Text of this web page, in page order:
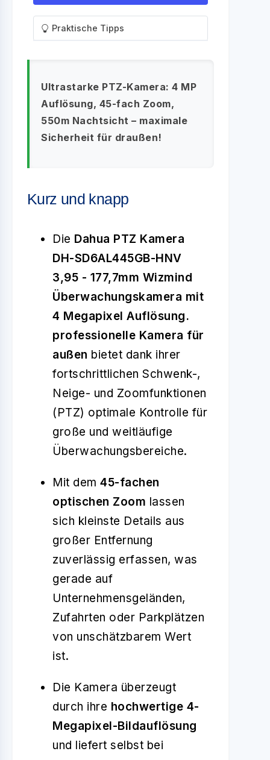
Praktische Tipps
Ultrastarke PTZ-Kamera: 4 MP
Auflösung, 45-fach Zoom,
550m Nachtsicht – maximale
Sicherheit für draußen!
Kurz und knapp
Die Dahua PTZ Kamera
DH-SD6AL445GB-HNV
3,95 - 177,7mm Wizmind
Überwachungskamera mit
4 Megapixel Auflösung.
professionelle Kamera für
außen bietet dank ihrer
fortschrittlichen Schwenk-,
Neige- und Zoomfunktionen
(PTZ) optimale Kontrolle für
große und weitläufige
Überwachungsbereiche.
Mit dem 45-fachen
optischen Zoom lassen
sich kleinste Details aus
großer Entfernung
zuverlässig erfassen, was
gerade auf
Unternehmensgeländen,
Zufahrten oder Parkplätzen
von unschätzbarem Wert
ist.
Die Kamera überzeugt
durch ihre hochwertige 4-
Megapixel-Bildauflösung
und liefert selbst bei